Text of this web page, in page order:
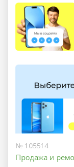
№ 105514
Продажа и